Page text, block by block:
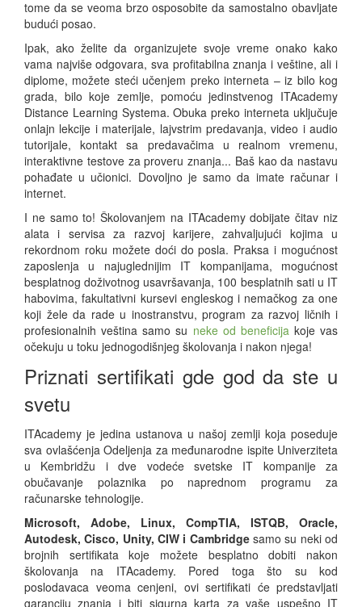
tome da se veoma brzo osposobite da samostalno obavljate
budući posao.
Ipak, ako želite da organizujete svoje vreme onako kako
vama najviše odgovara, sva profitabilna znanja i veštine, ali i
diplome, možete steći učenjem preko interneta – iz bilo kog
grada, bilo koje zemlje, pomoću jedinstvenog ITAcademy
Distance Learning Systema. Obuka preko interneta uključuje
onlajn lekcije i materijale, lajvstrim predavanja, video i audio
tutorijale, kontakt sa predavačima u realnom vremenu,
interaktivne testove za proveru znanja... Baš kao da nastavu
pohađate u učionici. Dovoljno je samo da imate računar i
internet.
I ne samo to! Školovanjem na ITAcademy dobijate čitav niz
alata i servisa za razvoj karijere, zahvaljujući kojima u
rekordnom roku možete doći do posla. Praksa i mogućnost
zaposlenja u najuglednijim IT kompanijama, mogućnost
besplatnog doživotnog usavršavanja, 100 besplatnih sati u IT
habovima, fakultativni kursevi engleskog i nemačkog za one
koji žele da rade u inostranstvu, program za razvoj ličnih i
profesionalnih veština samo su neke od beneficijakoje vas
očekuju u toku jednogodišnjeg školovanja i nakon njega!
Priznati sertifikati gde god da ste u
svetu
ITAcademy je jedina ustanova u našoj zemlji koja poseduje
sva ovlašćenja Odeljenja za međunarodne ispite Univerziteta
u Kembridžu i dve vodeće svetske IT kompanije za
obučavanje polaznika po naprednom programu za
računarske tehnologije.
Microsoft, Adobe, Linux, CompTIA, ISTQB, Oracle,
Autodesk, Cisco, Unity, CIW i Cambridgesamo su neki od
brojnih sertifikata koje možete besplatno dobiti nakon
školovanja na ITAcademy. Pored toga što su kod
poslodavaca veoma cenjeni, ovi sertifikati će predstavljati
garanciju znanja i biti sigurna karta za vaše uspešno IT